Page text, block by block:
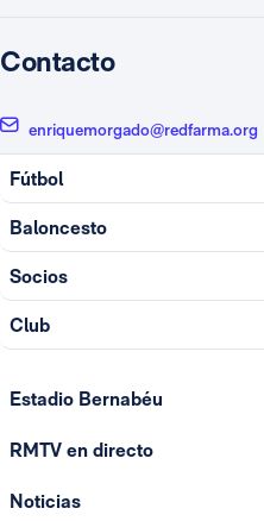
Contacto
enriquemorgado@redfarma.org
Fútbol
Baloncesto
Socios
Club
Estadio Bernabéu
RMTV en directo
Noticias